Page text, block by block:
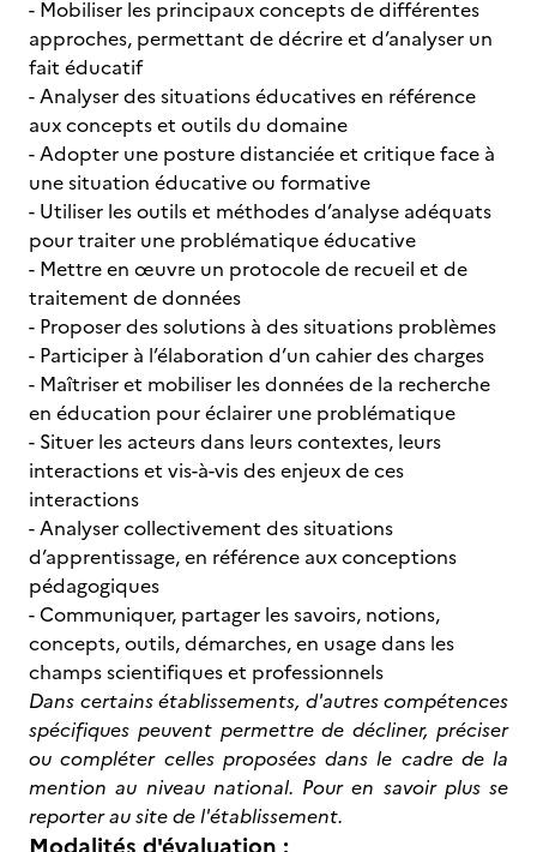
- Mobiliser les principaux concepts de différentes
approches, permettant de décrire et d’analyser un
fait éducatif
- Analyser des situations éducatives en référence
aux concepts et outils du domaine
- Adopter une posture distanciée et critique face à
une situation éducative ou formative
- Utiliser les outils et méthodes d’analyse adéquats
pour traiter une problématique éducative
- Mettre en œuvre un protocole de recueil et de
traitement de données
- Proposer des solutions à des situations problèmes
- Participer à l’élaboration d’un cahier des charges
- Maîtriser et mobiliser les données de la recherche
en éducation pour éclairer une problématique
- Situer les acteurs dans leurs contextes, leurs
interactions et vis-à-vis des enjeux de ces
interactions
- Analyser collectivement des situations
d’apprentissage, en référence aux conceptions
pédagogiques
- Communiquer, partager les savoirs, notions,
concepts, outils, démarches, en usage dans les
champs scientifiques et professionnels
Dans certains établissements, d'autres compétences
spécifiques peuvent permettre de décliner, préciser
ou compléter celles proposées dans le cadre de la
mention au niveau national. Pour en savoir plus se
reporter au site de l'établissement.